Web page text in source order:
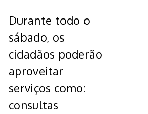
Durante todo o
sábado, os
cidadãos poderão
aproveitar
serviços como:
consultas